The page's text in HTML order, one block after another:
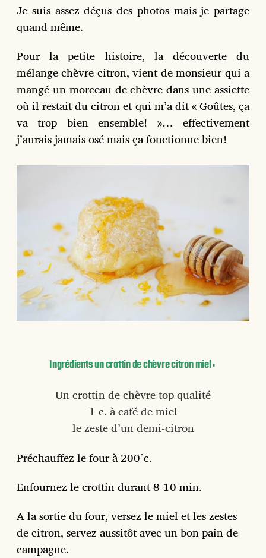
Je suis assez déçus des photos mais je partage
quand même.
Pour la petite histoire, la découverte du
mélange chèvre citron, vient de monsieur qui a
mangé un morceau de chèvre dans une assiette
où il restait du citron et qui m’a dit « Goûtes, ça
va trop bien ensemble! »… effectivement
j’aurais jamais osé mais ça fonctionne bien!
Ingrédients un crottin de chèvre citron miel :
Un crottin de chèvre top qualité
1 c. à café de miel
le zeste d’un demi-citron
Préchauffez le four à 200°c.
Enfournez le crottin durant 8-10 min.
A la sortie du four, versez le miel et les zestes
de citron, servez aussitôt avec un bon pain de
campagne.